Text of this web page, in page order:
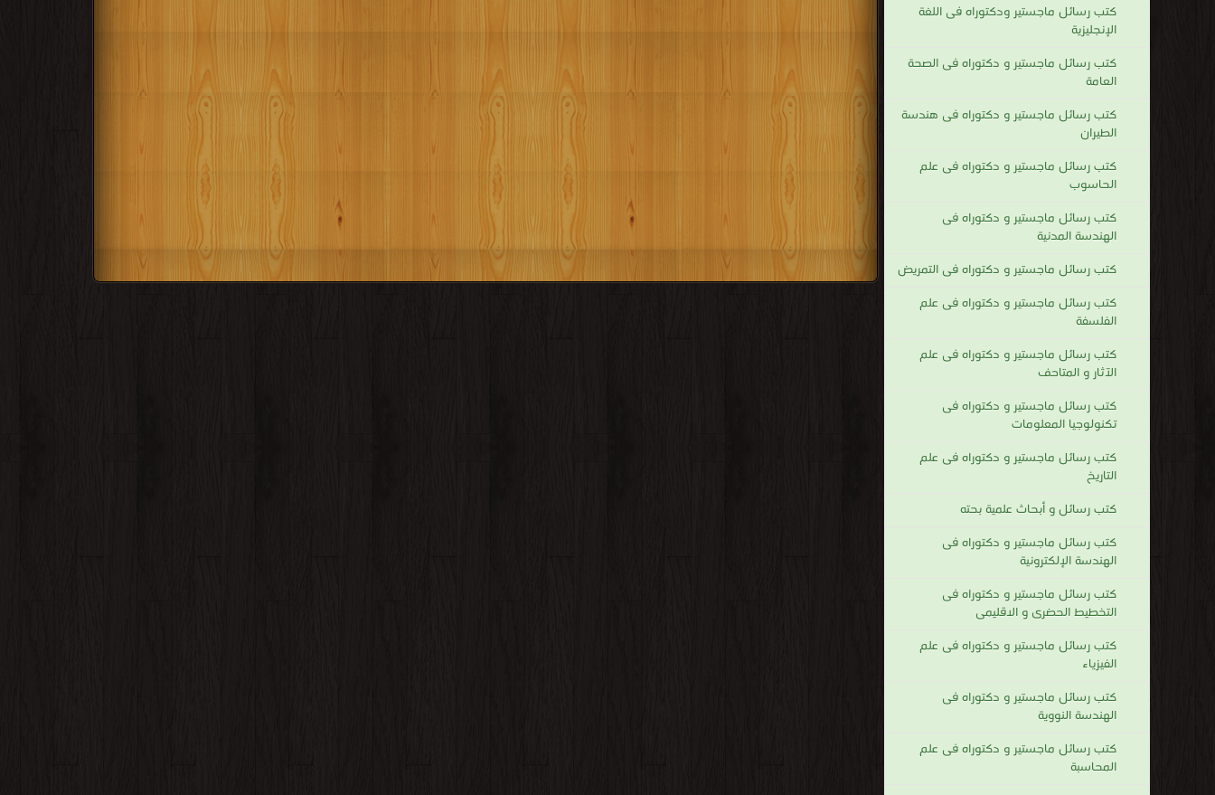
كتب رسائل ماجستير ودكتوراه فى اللغة
الإنجليزية
كتب رسائل ماجستير و دكتوراه فى الصحة
العامة
كتب رسائل ماجستير و دكتوراه فى هندسة
الطيران
كتب رسائل ماجستير و دكتوراه فى علم
الحاسوب
كتب رسائل ماجستير و دكتوراه فى
الهندسة المدنية
كتب رسائل ماجستير و دكتوراه فى التمريض
كتب رسائل ماجستير و دكتوراه فى علم
الفلسفة
كتب رسائل ماجستير و دكتوراه فى علم
الآثار و المتاحف
كتب رسائل ماجستير و دكتوراه فى
تكنولوجيا المعلومات
كتب رسائل ماجستير و دكتوراه فى علم
التاريخ
كتب رسائل و أبحاث علمية بحته
كتب رسائل ماجستير و دكتوراه فى
الهندسة الإلكترونية
كتب رسائل ماجستير و دكتوراه فى
التخطيط الحضرى و الاقليمى
كتب رسائل ماجستير و دكتوراه فى علم
الفيزياء
كتب رسائل ماجستير و دكتوراه فى
الهندسة النووية
كتب رسائل ماجستير و دكتوراه فى علم
المحاسبة